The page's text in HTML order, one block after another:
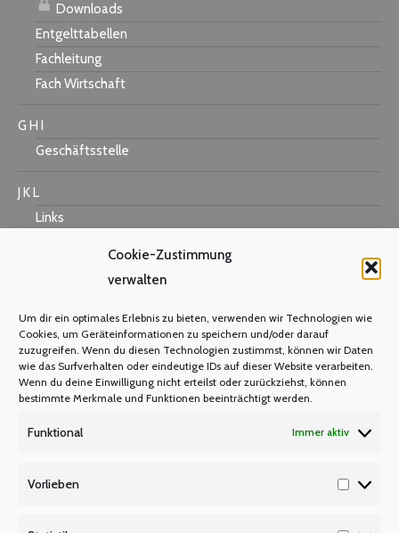
Cookie-Zustimmung
verwalten
Um dir ein optimales Erlebnis zu bieten, verwenden wir Technologien wie
Cookies, um Geräteinformationen zu speichern und/oder darauf
zuzugreifen. Wenn du diesen Technologien zustimmst, können wir Daten
wie das Surfverhalten oder eindeutige IDs auf dieser Website verarbeiten.
Wenn du deine Einwilligung nicht erteilst oder zurückziehst, können
bestimmte Merkmale und Funktionen beeinträchtigt werden.
Funktional Immer aktiv
Vorlieben
Downloads
Entgelttabellen
Fachleitung
Fach Wirtschaft
G H I
Geschäftsstelle
J K L
Links
Mastercard
Warum Mitglied werden?
Mitgliedsbeitrag
Mitglied werden